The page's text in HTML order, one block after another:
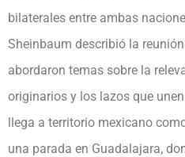
bilaterales entre ambas
Sheinbaum describió la
abordaron temas sobre la
originarios y los lazos que
llega a territorio mexicano
una parada en Guadalajara,